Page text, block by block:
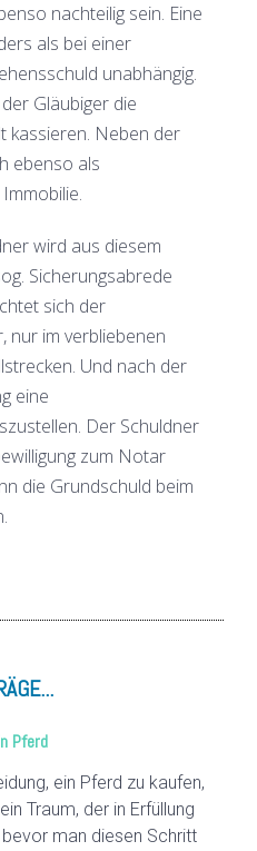
nachteilig sein. Eine
als bei einer
unabhängig.
Gläubiger die
kassieren. Neben der
ebenso als
wird aus diesem
Sicherungsabrede
sich der
nur im verbliebenen
Und nach der
eine
Der Schuldner
zum Notar
die Grundschuld beim
Pferd
ein Pferd zu kaufen,
Traum, der in Erfüllung
man diesen Schritt